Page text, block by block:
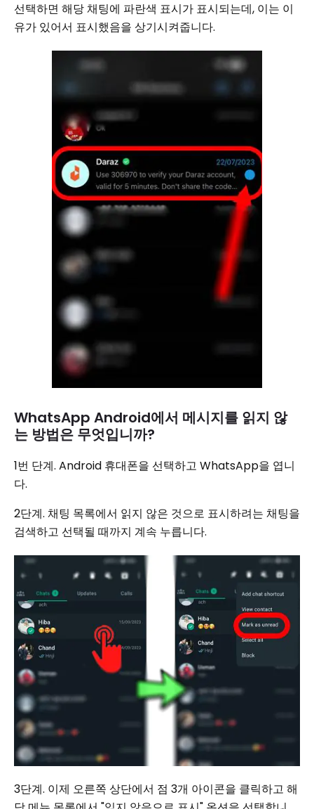
선택하면 해당 채팅에 파란색 표시가 표시되는데, 이는 이
유가 있어서 표시했음을 상기시켜줍니다.
WhatsApp Android에서 메시지를 읽지 않
는 방법은 무엇입니까?
1번 단계. Android 휴대폰을 선택하고 WhatsApp을 엽니
다.
2단계. 채팅 목록에서 읽지 않은 것으로 표시하려는 채팅을
검색하고 선택될 때까지 계속 누릅니다.
3단계. 이제 오른쪽 상단에서 점 3개 아이콘을 클릭하고 해